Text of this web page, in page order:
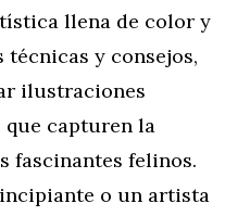
llena de color y
técnicas y consejos,
ilustraciones
que capturen la
fascinantes felinos.
o un artista